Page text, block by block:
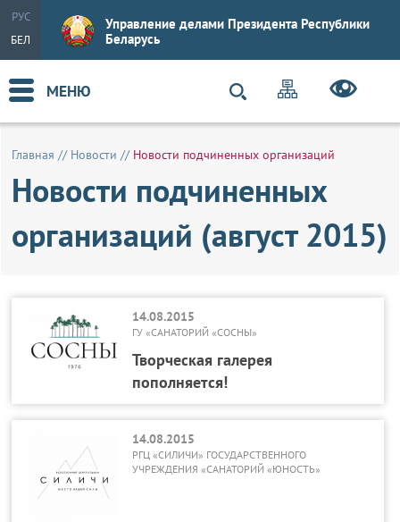
РУС
БЕЛ
Управление делами Президента Республики
Беларусь
МЕНЮ
Главная // Новости // Новости подчиненных организаций
Новости подчиненных
организаций (август 2015)
14.08.2015
ГУ «САНАТОРИЙ «СОСНЫ»
Творческая галерея
пополняется!
14.08.2015
РГЦ «СИЛИЧИ» ГОСУДАРСТВЕННОГО
УЧРЕЖДЕНИЯ «САНАТОРИЙ «ЮНОСТЬ»